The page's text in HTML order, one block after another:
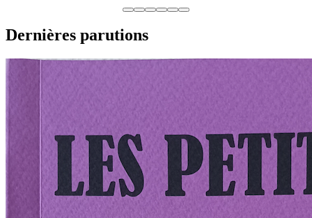
Dernières parutions